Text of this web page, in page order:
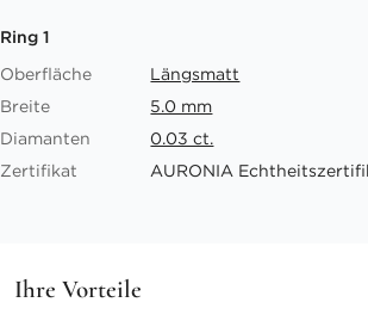
Ring 1
Oberfläche
Längsmatt
Breite
5.0 mm
Diamanten
0.03 ct.
Zertifikat
AURONIA
Ihre Vorteile